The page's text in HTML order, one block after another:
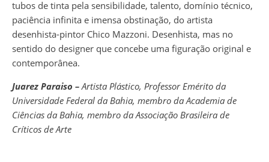
tubos de tinta pela sensibilidade, talento, domínio técnico,
paciência infinita e imensa obstinação, do artista
desenhista-pintor Chico Mazzoni. Desenhista, mas no
sentido do designer que concebe uma figuração original e
contemporânea.
Juarez Paraiso – Artista Plástico, Professor Emérito da
Universidade Federal da Bahia, membro da Academia de
Ciências da Bahia, membro da Associação Brasileira de
Críticos de Arte